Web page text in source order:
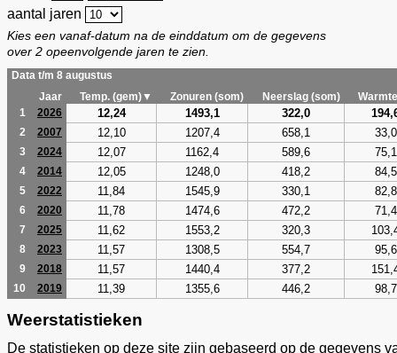
aantal jaren
Kies een vanaf-datum na de einddatum om de gegevens
over 2 opeenvolgende jaren te zien.
Data t/m 8 augustus
Jaar
Temp. (gem)▼ Zonuren (som) Neerslag (som)
1
2026 12,24 1493,1 322,0
2 2007 12,10 1207,4 658,1 33,0
3 2024 12,07 1162,4 589,6 75,1
4 2014 12,05 1248,0 418,2 84,5
5 2022 11,84 1545,9 330,1 82,8
6 2020 11,78 1474,6 472,2 71,4
7 2025 11,62 1553,2 320,3
8 2023 11,57 1308,5 554,7 95,6
9 2018 11,57 1440,4 377,2
10 2019 11,39 1355,6 446,2 98,7
Weerstatistieken
De statistieken op deze site zijn gebaseerd op de gegevens